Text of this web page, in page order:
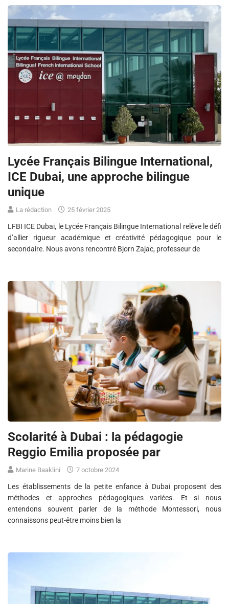
Lycée Français Bilingue International,
ICE Dubai, une approche bilingue
unique
La rédaction 25 février 2025
LFBI ICE Dubai, le Lycée Français Bilingue International relève le défi
d’allier rigueur académique et créativité pédagogique pour le
secondaire. Nous avons rencontré Bjorn Zajac, professeur de
Scolarité à Dubai : la pédagogie
Reggio Emilia proposée par
Marine Baaklini 7 octobre 2024
Les établissements de la petite enfance à Dubai proposent des
méthodes et approches pédagogiques variées. Et si nous
entendons souvent parler de la méthode Montessori, nous
connaissons peut-être moins bien la